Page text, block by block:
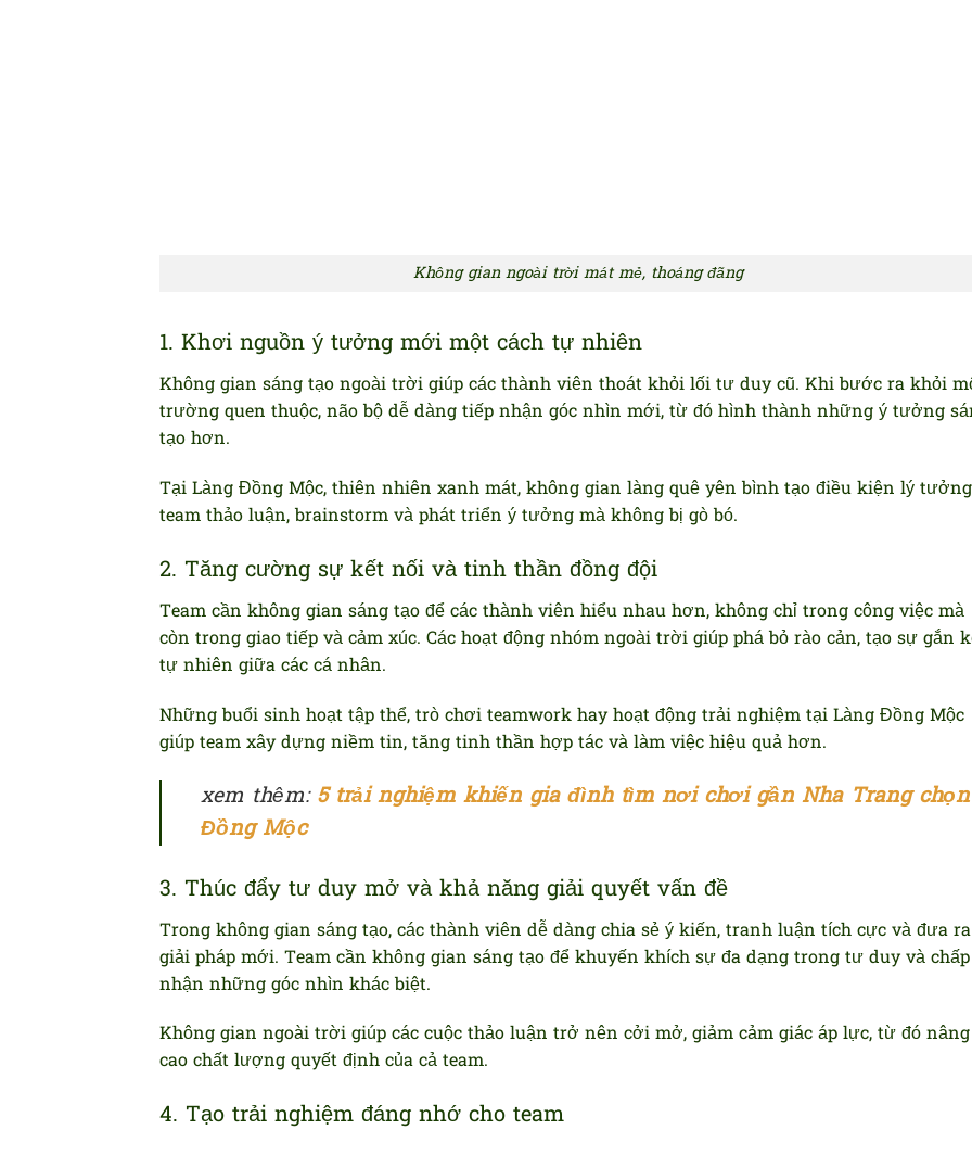
Không gian ngoài trời mát mẻ, thoáng đãng
1. Khơi nguồn ý tưởng mới một cách tự nhiên
Không gian sáng tạo ngoài trời giúp các thành viên thoát khỏi lối tư duy cũ. Khi bước ra khỏi
trường quen thuộc, não bộ dễ dàng tiếp nhận góc nhìn mới, từ đó hình thành những ý tưởng
tạo hơn.
Tại Làng Đồng Mộc, thiên nhiên xanh mát, không gian làng quê yên bình tạo điều kiện lý
team thảo luận, brainstorm và phát triển ý tưởng mà không bị gò bó.
2. Tăng cường sự kết nối và tinh thần đồng đội
Team cần không gian sáng tạo để các thành viên hiểu nhau hơn, không chỉ trong công việc mà
còn trong giao tiếp và cảm xúc. Các hoạt động nhóm ngoài trời giúp phá bỏ rào cản, tạo sự gắn
tự nhiên giữa các cá nhân.
Những buổi sinh hoạt tập thể, trò chơi teamwork hay hoạt động trải nghiệm tại Làng Đồng Mộc
giúp team xây dựng niềm tin, tăng tinh thần hợp tác và làm việc hiệu quả hơn.
xem thêm: 5 trải nghiệm khiến gia đình tìm nơi chơi gần Nha Trang chọn
Đồng Mộc
3. Thúc đẩy tư duy mở và khả năng giải quyết vấn đề
Trong không gian sáng tạo, các thành viên dễ dàng chia sẻ ý kiến, tranh luận tích cực và đưa ra
giải pháp mới. Team cần không gian sáng tạo để khuyến khích sự đa dạng trong tư duy và chấp
nhận những góc nhìn khác biệt.
Không gian ngoài trời giúp các cuộc thảo luận trở nên cởi mở, giảm cảm giác áp lực, từ đó nâng
cao chất lượng quyết định của cả team.
4. Tạo trải nghiệm đáng nhớ cho team